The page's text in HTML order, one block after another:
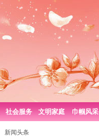
社会服务 文明家庭 巾帼风采
新闻头条